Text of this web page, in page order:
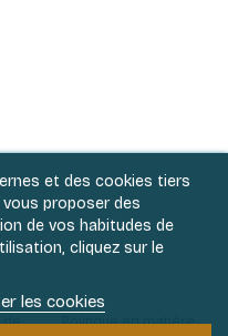
et des cookies tiers
proposer des
de vos habitudes de
cliquez sur le
les cookies
de
Politique en matière